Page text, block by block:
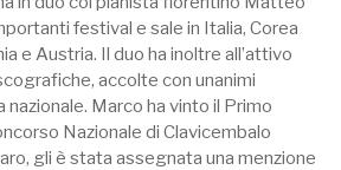
festival e sale in Italia, Corea
e Austria. Il duo ha inoltre all’attivo
accolte con unanimi
Marco ha vinto il Primo
Nazionale di Clavicembalo
gli è stata assegnata una menzione